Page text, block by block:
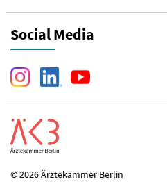
Social Media
© 2026 Ärztekammer Berlin